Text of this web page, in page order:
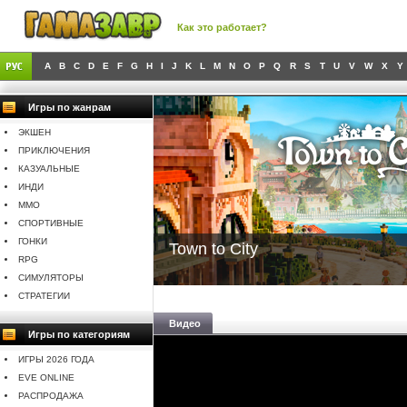
Как это работает?
A B C D E F G H I J K L M N O P Q R S T U V W X Y
Игры по жанрам
ЭКШЕН
ПРИКЛЮЧЕНИЯ
КАЗУАЛЬНЫЕ
ИНДИ
MMO
СПОРТИВНЫЕ
ГОНКИ
RPG
СИМУЛЯТОРЫ
СТРАТЕГИИ
Игры по категориям
ИГРЫ 2026 ГОДА
EVE ONLINE
РАСПРОДАЖА
Town to City
Видео